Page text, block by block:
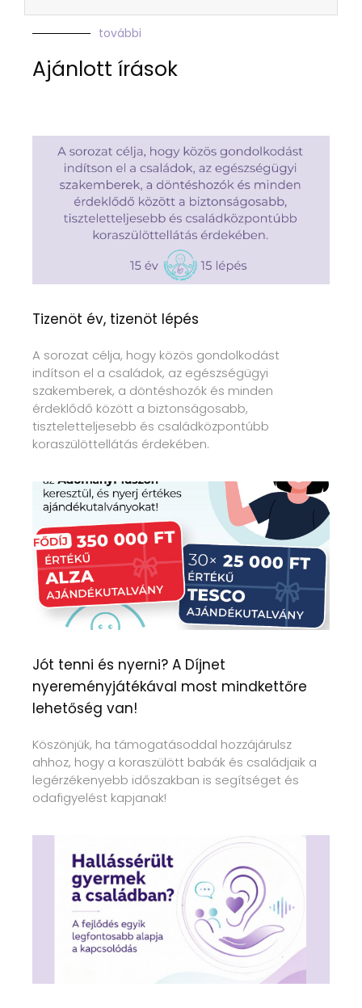
további
Ajánlott írások
Tizenöt év, tizenöt lépés
A sorozat célja, hogy közös gondolkodást
indítson el a családok, az egészségügyi
szakemberek, a döntéshozók és minden
érdeklődő között a biztonságosabb,
tiszteletteljesebb és családközpontúbb
koraszülöttellátás érdekében.
Jót tenni és nyerni? A Díjnet
nyereményjátékával most mindkettőre
lehetőség van!
Köszönjük, ha támogatásoddal hozzájárulsz
ahhoz, hogy a koraszülött babák és családjaik a
legérzékenyebb időszakban is segítséget és
odafigyelést kapjanak!